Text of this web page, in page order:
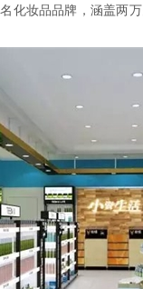
化妆品品牌，涵盖两